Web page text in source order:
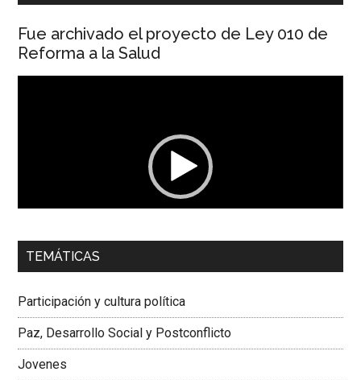
Fue archivado el proyecto de Ley 010 de
Reforma a la Salud
00:00 01:04
Dra. Carolina Corcho Mejía,Presidenta Corporación
Colombiana
TEMÁTICAS
Participación y cultura política
Paz, Desarrollo Social y Postconflicto
Jovenes